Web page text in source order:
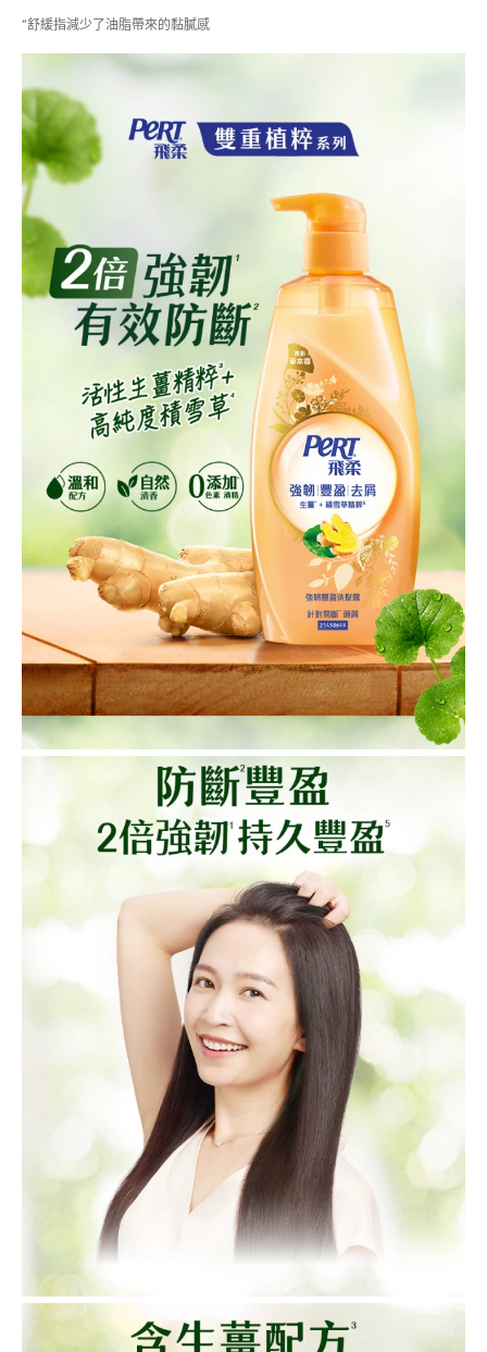
”舒緩指減少了油脂帶來的黏膩感